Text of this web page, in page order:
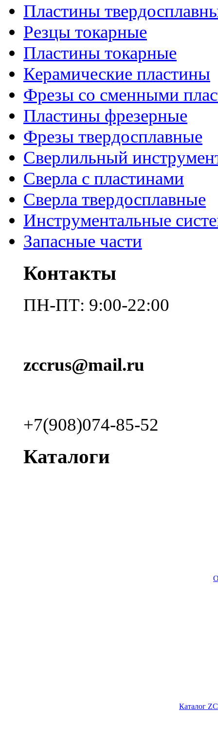
Пластины
Резцы токарные
Пластины токарные
Керамические пластины
Фрезы со сменными
Пластины фрезерные
Фрезы твердосплавные
Сверлильный
Сверла с пластинами
Сверла твердосплавные
Инструментальные
Запасные части
Контакты
ПН-ПТ: 9:00-22:00
zccrus@mail.ru
+7(908)074-85-52
Каталоги
Каталог